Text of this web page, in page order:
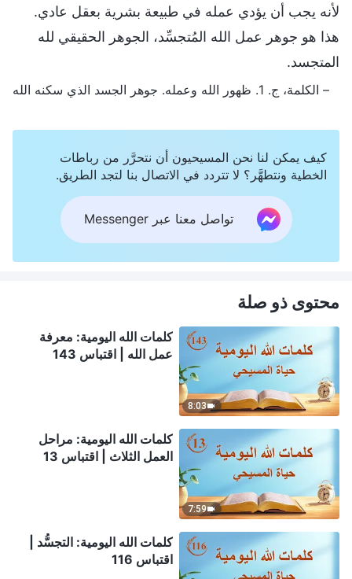
لأنه يجب أن يؤدي عمله في طبيعة بشرية بعقل عادي.
هذا هو جوهر عمل الله المُتجسِّد، الجوهر الحقيقي لله
المتجسد.
– الكلمة، ج. 1. ظهور الله وعمله. جوهر الجسد الذي سكنه الله
كيف يمكن لنا نحن المسيحيون أن نتحرَّر من رباطات
الخطية ونتطهَّر؟ لا تتردد في الاتصال بنا لتجد الطريق.
تواصل معنا عبر Messenger
محتوى ذو صلة
8:03
كلمات الله اليومية: معرفة
عمل الله | اقتباس 143
7:59
كلمات الله اليومية: مراحل
العمل الثلاث | اقتباس 13
كلمات الله اليومية: التجسُّد |
اقتباس 116